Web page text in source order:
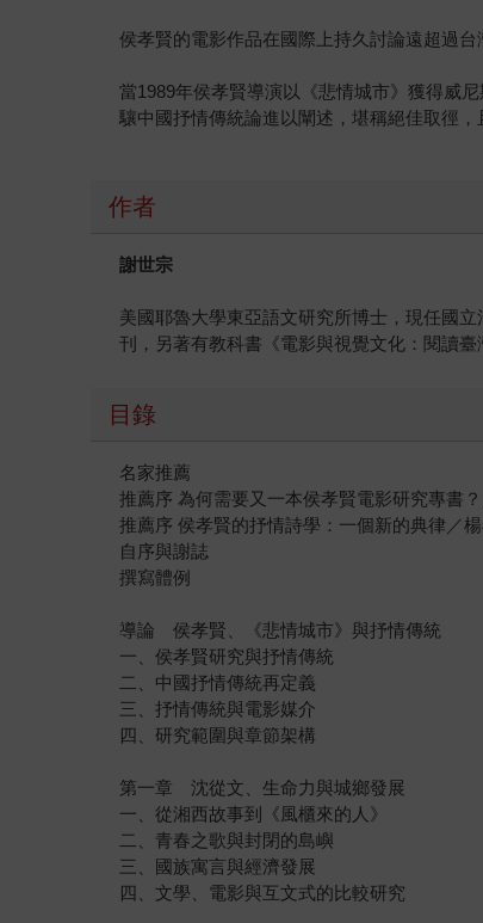
侯孝賢的電影作品在國際上持久討論遠超過
當1989年侯孝賢導演以《悲情城市》獲得威
驤中國抒情傳統論進以闡述，堪稱絕佳取徑
作者
謝世宗
美國耶魯大學東亞語文研究所博士，現任國
刊，另著有教科書《電影與視覺文化：閱讀
目錄
名家推薦
推薦序 為何需要又一本侯孝賢電影研究專書
推薦序 侯孝賢的抒情詩學：一個新的典律／
自序與謝誌
撰寫體例
導論 侯孝賢、《悲情城市》與抒情傳統
一、侯孝賢研究與抒情傳統
二、中國抒情傳統再定義
三、抒情傳統與電影媒介
四、研究範圍與章節架構
第一章 沈從文、生命力與城鄉發展
一、從湘西故事到《風櫃來的人》
二、青春之歌與封閉的島嶼
三、國族寓言與經濟發展
四、文學、電影與互文式的比較研究